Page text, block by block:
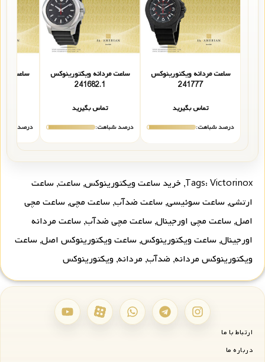
ساعت مردانه ویکتورینوکس
241777
تماس بگیرید
درصد شباهت:
ساعت مردانه ویکتورینوکس
241682.1
تماس بگیرید
درصد شباهت:
ساعت
درصد
Tags: Victorinox
, خرید ساعت ویکتورینوکس, ساعت, ساعت
ارتشی, ساعت سوئیسی, ساعت ضدآب, ساعت مچی, ساعت مچی
اصل, ساعت مچی اورجینال, ساعت مچی ضدآب, ساعت مردانه
اورجینال, ساعت ویکتورینوکس, ساعت ویکتورینوکس اصل, ساعت
ویکتورینوکس مردانه, ضدآب, مردانه, ویکتورینوکس
ارتباط با ما
درباره ما